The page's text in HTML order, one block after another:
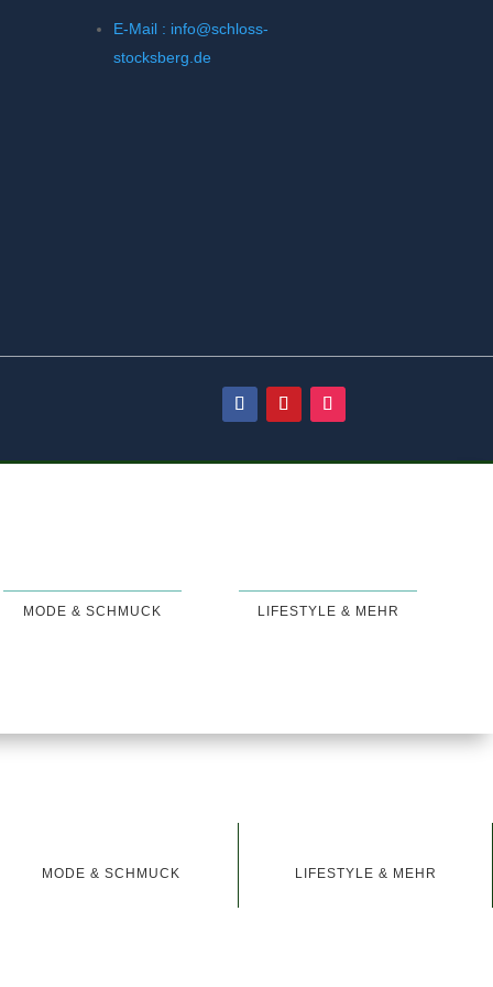
E-Mail : info@schloss-
stocksberg.de
MODE & SCHMUCK LIFESTYLE & MEHR
MODE & SCHMUCK LIFESTYLE & MEHR